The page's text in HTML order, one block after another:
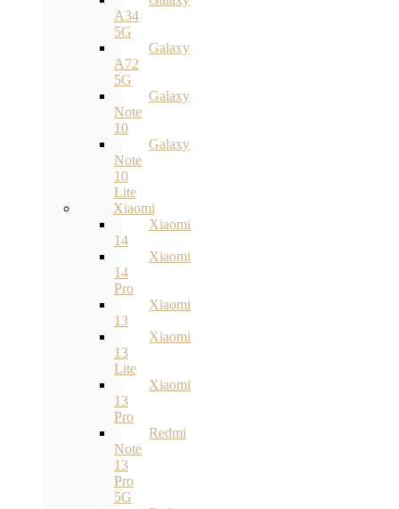
A34
5G
Galaxy
A72
5G
Galaxy
Note
10
Galaxy
Note
10
Lite
Xiaomi
Xiaomi
14
Xiaomi
14
Pro
Xiaomi
13
Xiaomi
13
Lite
Xiaomi
13
Pro
Redmi
Note
13
Pro
5G